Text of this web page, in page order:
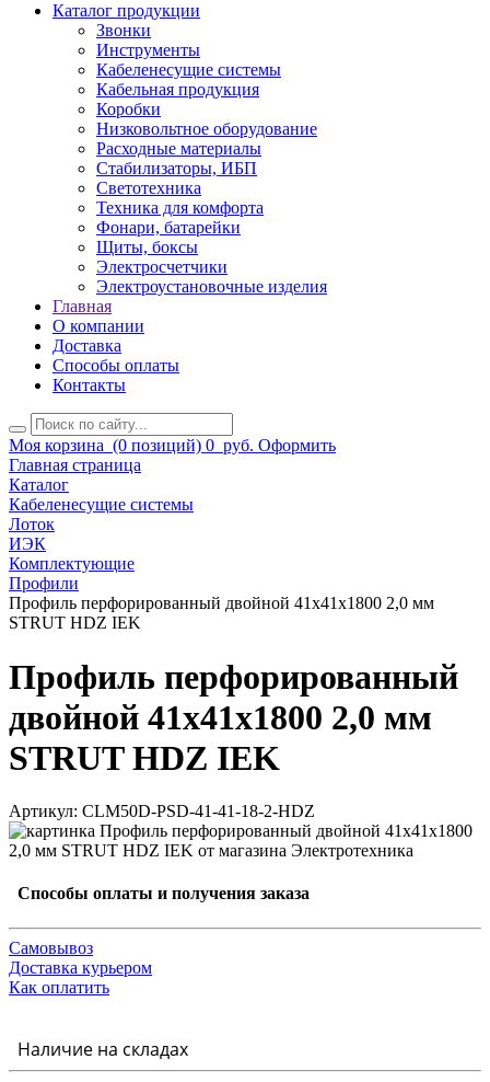
Каталог продукции
Звонки
Инструменты
Кабеленесущие системы
Кабельная продукция
Коробки
Низковольтное оборудование
Расходные материалы
Стабилизаторы, ИБП
Светотехника
Техника для комфорта
Фонари, батарейки
Щиты, боксы
Электросчетчики
Электроустановочные изделия
Главная
О компании
Доставка
Способы оплаты
Контакты
Моя корзина (0 позиций) 0 руб. Оформить
Главная страница
Каталог
Кабеленесущие системы
Лоток
ИЭК
Комплектующие
Профили
Профиль перфорированный двойной 41х41х1800 2,0 мм
STRUT HDZ IEK
Профиль перфорированный
двойной 41х41х1800 2,0 мм
STRUT HDZ IEK
Артикул: CLM50D-PSD-41-41-18-2-HDZ
Способы оплаты и получения заказа
Самовывоз
Доставка курьером
Как оплатить
Наличие на складах